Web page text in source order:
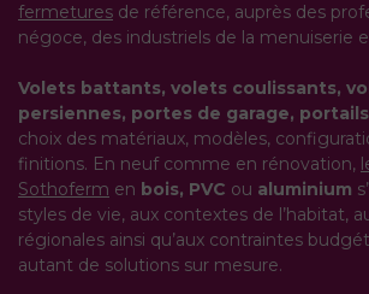
fermetures de référence, auprès des
négoce, des industriels de la menuiserie
Volets battants, volets coulissants,
persiennes, portes de garage,
choix des matériaux, modèles,
finitions. En neuf comme en rénovation,
Sothoferm en bois, PVC ou aluminium
styles de vie, aux contextes de l’habitat,
régionales ainsi qu’aux contraintes
autant de solutions sur mesure.